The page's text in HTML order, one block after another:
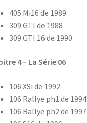
405 Mi16 de 1989
309 GTI de 1988
309 GTI 16 de 1990
4 – La Série 06
106 XSi de 1992
106 Rallye ph1 de 1994
106 Rallye ph2 de 1997